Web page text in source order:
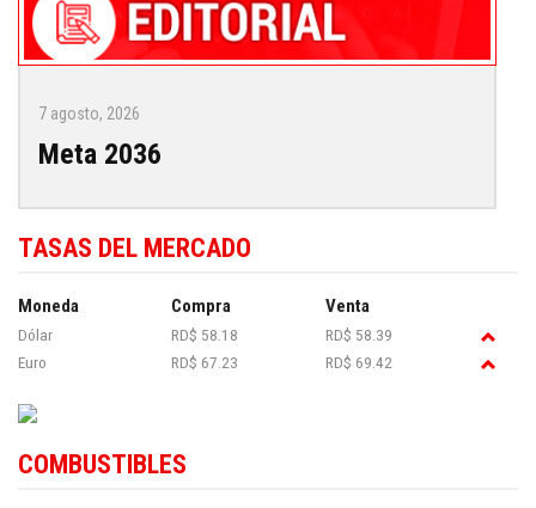
7 agosto, 2026
Meta 2036
TASAS DEL MERCADO
Moneda Compra Venta
Dólar RD$ 58.18
RD$ 58.39
Euro
RD$ 67.23 RD$ 69.42
COMBUSTIBLES